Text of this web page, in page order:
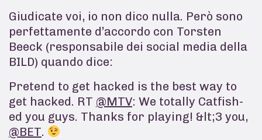
Giudicate voi, io non dico nulla. Però sono
perfettamente d’accordo con Torsten
Beeck (responsabile dei social media della
BILD) quando dice:
Pretend to get hacked is the best way to
get hacked. RT @MTV: We totally Catfish-
ed you guys. Thanks for playing! &lt;3 you,
@BET.